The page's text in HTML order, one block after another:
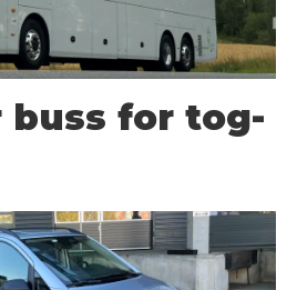
buss for tog-